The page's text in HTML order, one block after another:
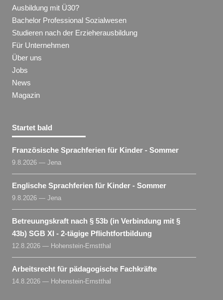
Ausbildung mit Ü30?
Bachelor Professional Sozialwesen
Studieren nach der Erzieherausbildung
Für Unternehmen
Über uns
Jobs
News
Magazin
Startet bald
Französische Sprachferien für Kinder - Sommer
9.8.2026 — Jena
Englische Sprachferien für Kinder - Sommer
9.8.2026 — Jena
Betreuungskraft nach § 53b (in Verbindung mit §
43b) SGB XI - 2-tägige Pflichtfortbildung
12.8.2026 — Hohenstein-Ernstthal
Arbeitsrecht für pädagogische Fachkräfte
14.8.2026 — Hohenstein-Ernstthal